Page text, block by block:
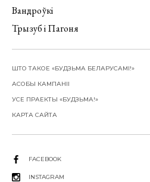
Вандроўкі
Трызуб і Пагоня
ШТО ТАКОЕ «БУДЗЬМА БЕЛАРУСАМІ!»
АСОБЫ КАМПАНІІ
УСЕ ПРАЕКТЫ «БУДЗЬМА!»
КАРТА САЙТА
FACEBOOK
INSTAGRAM